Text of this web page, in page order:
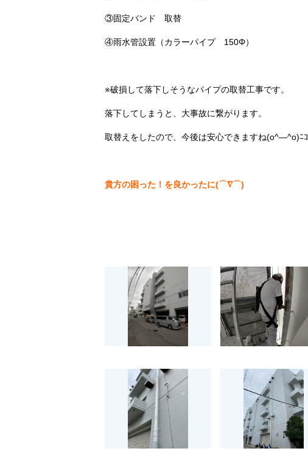
③固定バンド 取替
④雨水管設置（カラーパイプ 150Φ）
※破損して落下しそうなパイプの取替工事です。
落下してしまうと、大事故に繋がります。
取替えをしたので、今後は安心できますね(o^―^o)ﾆｺ
貴方の困った！を良かったに(⌒∇⌒)